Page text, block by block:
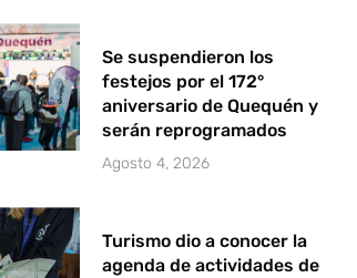
Se suspendieron los
festejos por el 172°
aniversario de Quequén y
serán reprogramados
Agosto 4, 2026
Turismo dio a conocer la
agenda de actividades de